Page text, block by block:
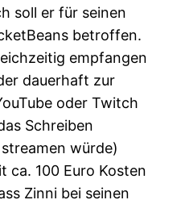
soll er für seinen
betroffen.
empfangen
dauerhaft zur
oder Twitch
Schreiben
würde)
ca. 100 Euro Kosten
Zinni bei seinen